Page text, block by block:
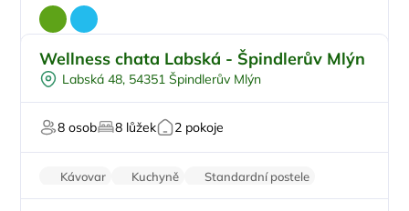
Vnitřní bazén
Sauna
U lyžařského střediska
Wellness chata Labská - Špindlerův Mlýn
Labská 48, 54351 Špindlerův Mlýn
8 osob 8 lůžek 2 pokoje
Kávovar Kuchyně
Standardní postele
Wi-Fi
Pračka